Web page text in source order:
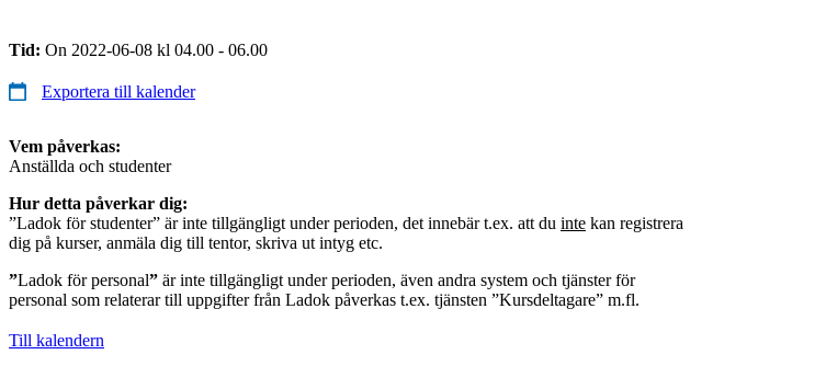
Tid: On 2022-06-08 kl 04.00 - 06.00
Exportera till kalender
Vem påverkas:
Anställda och studenter
Hur detta påverkar dig:
”Ladok för studenter” är inte tillgängligt under perioden, det innebär t.ex. att du inte kan registrera
dig på kurser, anmäla dig till tentor, skriva ut intyg etc.
”Ladok för personal” är inte tillgängligt under perioden, även andra system och tjänster för
personal som relaterar till uppgifter från Ladok påverkas t.ex. tjänsten ”Kursdeltagare” m.fl.
Till kalendern